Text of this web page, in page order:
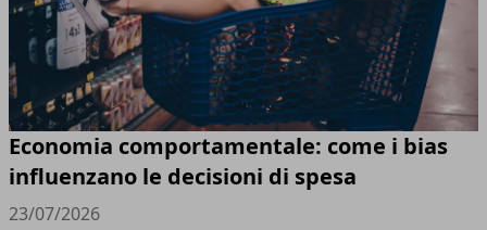
Economia comportamentale: come i bias
influenzano le decisioni di spesa
23/07/2026